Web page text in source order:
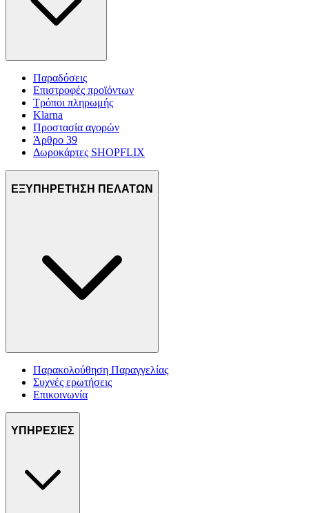
Παραδόσεις
Επιστροφές προϊόντων
Τρόποι πληρωμής
Klarna
Προστασία αγορών
Άρθρο 39
Δωροκάρτες SHOPFLIX
ΕΞΥΠΗΡΕΤΗΣΗ ΠΕΛΑΤΩΝ
Παρακολούθηση Παραγγελίας
Συχνές ερωτήσεις
Επικοινωνία
ΥΠΗΡΕΣΙΕΣ